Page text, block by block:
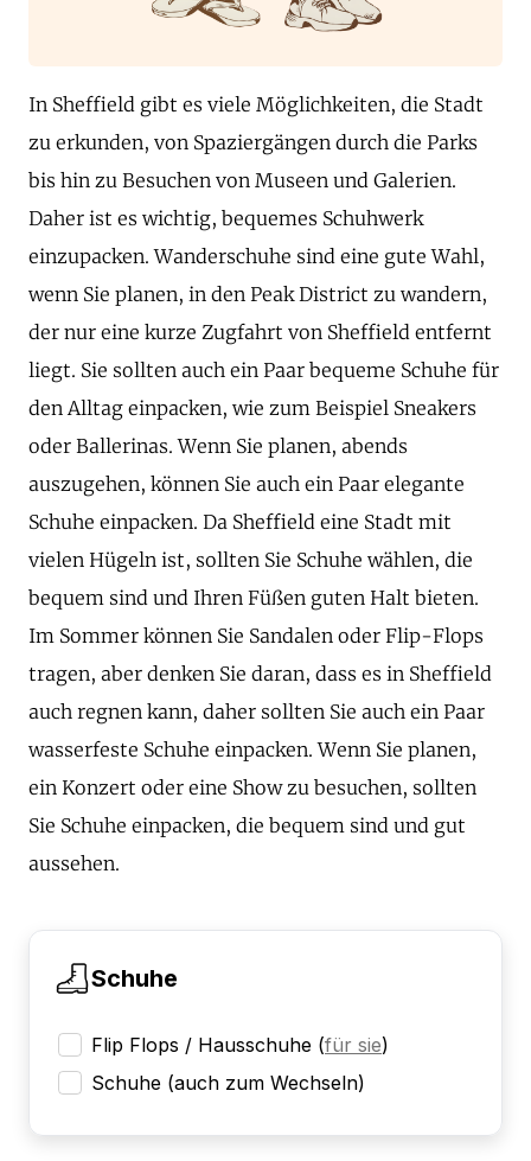
In Sheffield gibt es viele Möglichkeiten, die Stadt
zu erkunden, von Spaziergängen durch die Parks
bis hin zu Besuchen von Museen und Galerien.
Daher ist es wichtig, bequemes Schuhwerk
einzupacken. Wanderschuhe sind eine gute Wahl,
wenn Sie planen, in den Peak District zu wandern,
der nur eine kurze Zugfahrt von Sheffield entfernt
liegt. Sie sollten auch ein Paar bequeme Schuhe für
den Alltag einpacken, wie zum Beispiel Sneakers
oder Ballerinas. Wenn Sie planen, abends
auszugehen, können Sie auch ein Paar elegante
Schuhe einpacken. Da Sheffield eine Stadt mit
vielen Hügeln ist, sollten Sie Schuhe wählen, die
bequem sind und Ihren Füßen guten Halt bieten.
Im Sommer können Sie Sandalen oder Flip-Flops
tragen, aber denken Sie daran, dass es in Sheffield
auch regnen kann, daher sollten Sie auch ein Paar
wasserfeste Schuhe einpacken. Wenn Sie planen,
ein Konzert oder eine Show zu besuchen, sollten
Sie Schuhe einpacken, die bequem sind und gut
aussehen.
Schuhe
Flip Flops / Hausschuhe (für sie)
Schuhe (auch zum Wechseln)